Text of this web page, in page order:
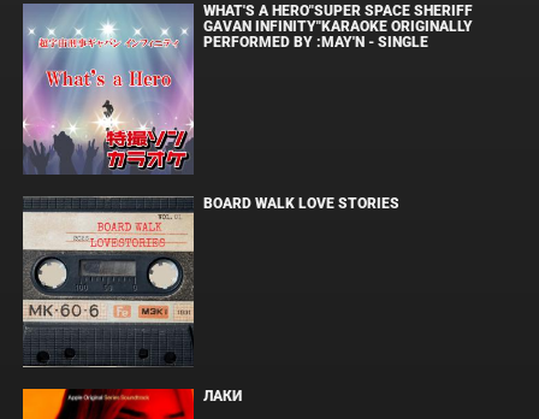
WHAT'S A HERO"SUPER SPACE SHERIFF
GAVAN INFINITY"KARAOKE ORIGINALLY
PERFORMED BY :MAY'N - SINGLE
BOARD WALK LOVE STORIES
ЛАКИ